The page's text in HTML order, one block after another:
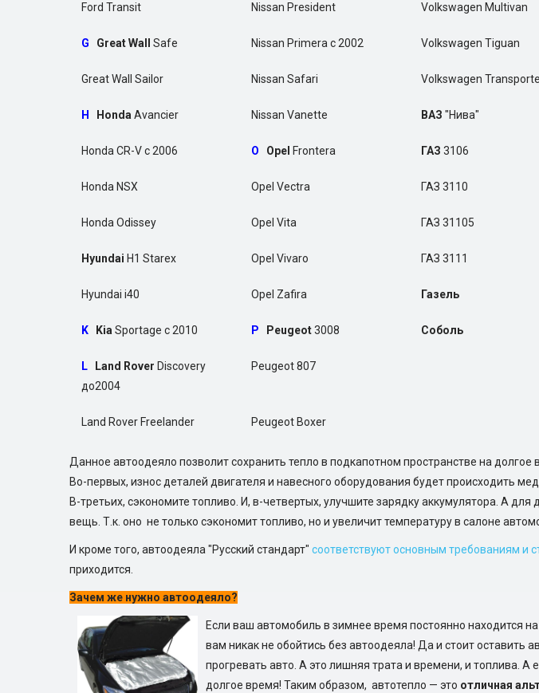
Ford Transit Nissan President Volkswagen Multivan
G Great Wall Safe Nissan Primera c 2002 Volkswagen Tiguan
Great Wall Sailor Nissan Safari Volkswagen
H Honda Avancier Nissan Vanette ВАЗ "Нива"
Honda CR-V c 2006 O Opel Frontera ГАЗ 3106
Honda NSX Opel Vectra ГАЗ 3110
Honda Odissey Opel Vita ГАЗ 31105
Hyundai H1 Starex Opel Vivaro ГАЗ 3111
Hyundai i40 Opel Zafira Газель
K Kia Sportage с 2010 P Peugeot3008 Соболь
L Land Rover Discovery
до2004
Peugeot 807
Land Rover Freelander Peugeot Boxer
Данное автоодеяло позволит сохранить тепло в подкапотном пространстве на
Во-первых, износ деталей двигателя и навесного оборудования будет происходить
В-третьих, сэкономите топливо. И, в-четвертых, улучшите зарядку аккумулятора. А
вещь. Т.к. оно не только сэкономит топливо, но и увеличит температуру в салоне
И кроме того, автоодеяла "Русский стандарт" соответствуют основным требованиям и
приходится.
Зачем же нужно автоодеяло?
Если ваш автомобиль в зимнее время постоянно находится
вам никак не обойтись без автоодеяла! Да и стоит оставить
прогревать авто. А это лишняя трата и времени, и топлива. А
долгое время! Таким образом, автотепло — это отличная